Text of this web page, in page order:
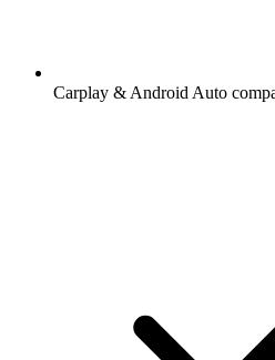
Carplay & Android Auto